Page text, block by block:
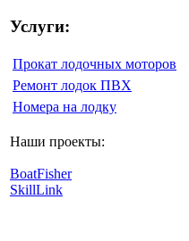
Услуги:
Прокат лодочных моторов
Ремонт лодок ПВХ
Номера на лодку
Наши проекты:
BoatFisher
SkillLink